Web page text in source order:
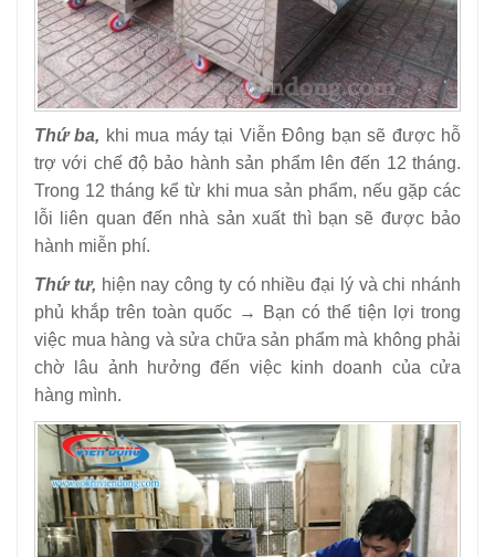
Thứ ba, khi mua máy tại Viễn Đông bạn sẽ được hỗ
trợ với chế độ bảo hành sản phẩm lên đến 12 tháng.
Trong 12 tháng kể từ khi mua sản phẩm, nếu gặp các
lỗi liên quan đến nhà sản xuất thì bạn sẽ được bảo
hành miễn phí.
Thứ tư, hiện nay công ty có nhiều đại lý và chi nhánh
phủ khắp trên toàn quốc → Bạn có thể tiện lợi trong
việc mua hàng và sửa chữa sản phẩm mà không phải
chờ lâu ảnh hưởng đến việc kinh doanh của cửa
hàng mình.